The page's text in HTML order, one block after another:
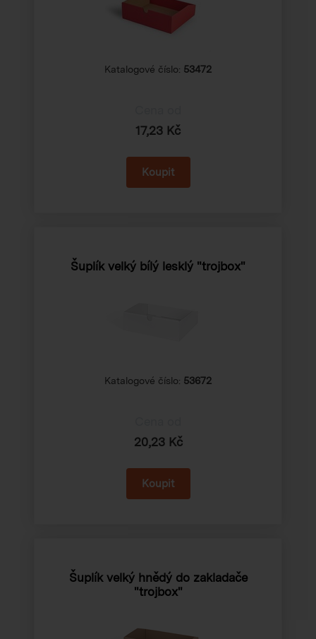
Katalogové číslo: 53472
17,23 Kč
Šuplík velký bílý lesklý "trojbox"
Katalogové číslo: 53672
20,23 Kč
Šuplík velký hnědý do zakladače
"trojbox"